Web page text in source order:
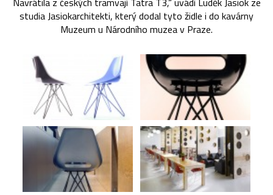
studia Jasiokarchitekti, který dodal tyto židle i do kavárny
Muzeum u Národního muzea v Praze.